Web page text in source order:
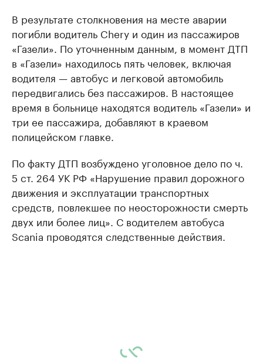
В результате столкновения на месте аварии
погибли водитель Chery и один из пассажиров
«Газели». По уточненным данным, в момент ДТП
в «Газели» находилось пять человек, включая
водителя — автобус и легковой автомобиль
передвигались без пассажиров. В настоящее
время в больнице находятся водитель «Газели» и
три ее пассажира, добавляют в краевом
полицейском главке.
По факту ДТП возбуждено уголовное дело по ч.
5 ст. 264 УК РФ «Нарушение правил дорожного
движения и эксплуатации транспортных
средств, повлекшее по неосторожности смерть
двух или более лиц». С водителем автобуса
Scania проводятся следственные действия.